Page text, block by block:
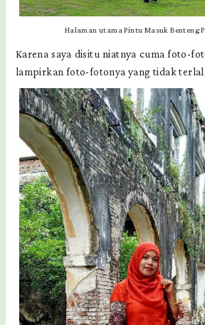
Halaman utama Pintu Masuk Benteng
Karena saya disitu niatnya cuma foto-
lampirkan foto-fotonya yang tidak